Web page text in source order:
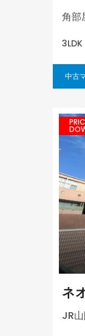
角部
3LDK
中古
ネ
JR